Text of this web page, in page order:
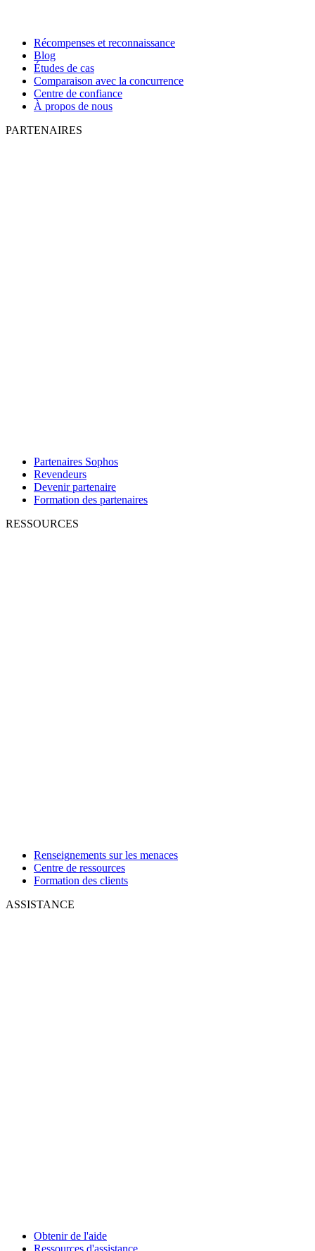
Récompenses et reconnaissance
Blog
Études de cas
Comparaison avec la concurrence
Centre de confiance
À propos de nous
PARTENAIRES
Partenaires Sophos
Revendeurs
Devenir partenaire
Formation des partenaires
RESSOURCES
Renseignements sur les menaces
Centre de ressources
Formation des clients
ASSISTANCE
Obtenir de l'aide